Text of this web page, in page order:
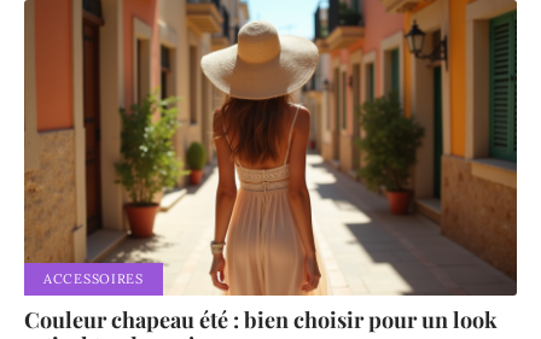
ACCESSOIRES
Couleur chapeau été : bien choisir pour un look